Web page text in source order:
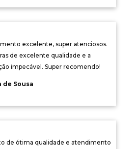
excelente, super atenciosos.
de excelente qualidade e a
impecável. Super recomendo!
de Sousa
de ótima qualidade e atendimento